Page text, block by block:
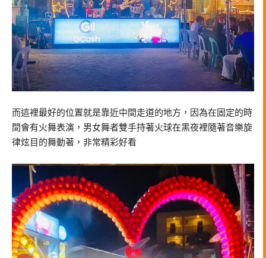
而這裡最好的位置就是靠近中間走道的地方，因為在固定的時
間會有火舞表演，男女舞者雙手持著火球在黑夜裡隨著音樂旋
律炫目的舞動著，非常精彩好看